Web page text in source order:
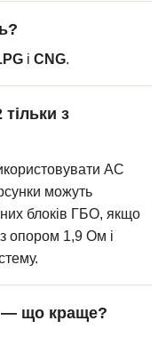
і CNG.
з
AC
можуть
блоків ГБО, якщо
опором 1,9 Ом і
— що краще?